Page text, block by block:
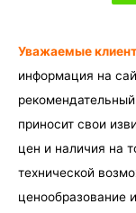
Уважаемые
информация на
приносит свои
цен и наличия на
технической
ценообразование